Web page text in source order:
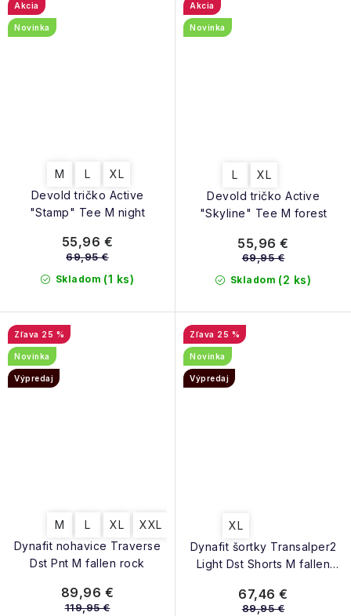
Devold tričko Active
"Stamp" Tee M night
Akcia
Novinka
M L XL
Skladom (1 ks)
55,96 €
69,95 €
Devold tričko Active
"Skyline" Tee M forest
Akcia
Novinka
L XL
Skladom (2 ks)
55,96 €
69,95 €
Dynafit nohavice Traverse
Dst Pnt M fallen rock
25 %
Novinka
Výpredaj
M L XL XXL
89,96 €
119,95 €
Dynafit šortky Transalper2
Light Dst Shorts M fallen
25 %
Novinka
Výpredaj
XL
67,46 €
89,95 €